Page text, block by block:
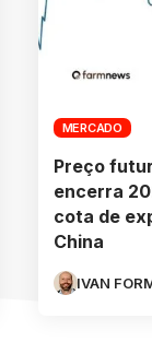
MERCADO
Preço
encerra
cota de
China
IVAN